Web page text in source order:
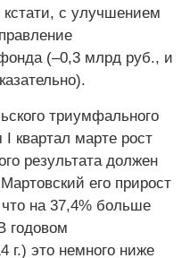
с улучшением
(–0,3 млрд руб., и
триумфального
квартал марте рост
результата должен
его прирост
на 37,4% больше
годовом
г.) это немного ниже